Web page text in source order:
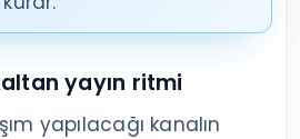
yayın ritmi
yapılacağı kanalın